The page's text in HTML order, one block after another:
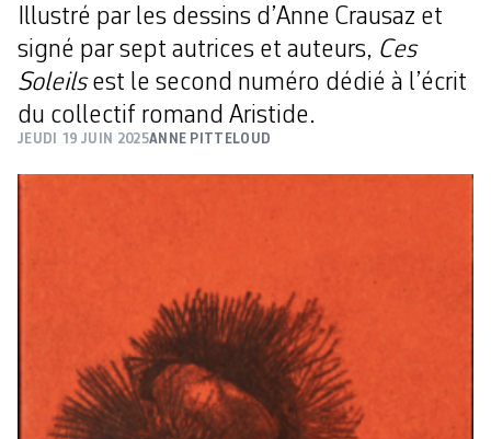
Illustré par les dessins d’Anne Crausaz et
signé par sept autrices et auteurs, Ces
Soleilsest le second numéro dédié à l’écrit
du collectif romand Aristide.
JEUDI 19 JUIN 2025ANNE PITTELOUD